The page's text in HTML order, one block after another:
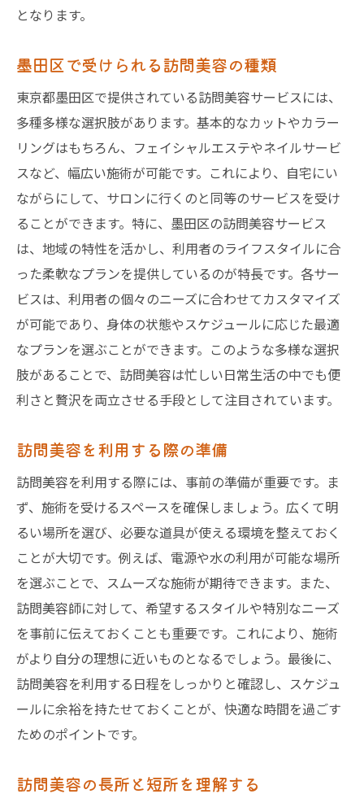
墨田区で訪問美容を試すメリット
訪問美容を試す際のポイント
初めての訪問美容サービス体験談
訪問美容を試すときの注意点
訪問美容を試すための準備と方法
となります。
墨田区で受けられる訪問美容の種類
東京都墨田区で提供されている訪問美容サービスには、
多種多様な選択肢があります。基本的なカットやカラー
リングはもちろん、フェイシャルエステやネイルサービ
スなど、幅広い施術が可能です。これにより、自宅にい
ながらにして、サロンに行くのと同等のサービスを受け
ることができます。特に、墨田区の訪問美容サービス
は、地域の特性を活かし、利用者のライフスタイルに合
った柔軟なプランを提供しているのが特長です。各サー
ビスは、利用者の個々のニーズに合わせてカスタマイズ
が可能であり、身体の状態やスケジュールに応じた最適
なプランを選ぶことができます。このような多様な選択
肢があることで、訪問美容は忙しい日常生活の中でも便
利さと贅沢を両立させる手段として注目されています。
訪問美容を利用する際の準備
訪問美容を利用する際には、事前の準備が重要です。ま
ず、施術を受けるスペースを確保しましょう。広くて明
るい場所を選び、必要な道具が使える環境を整えておく
ことが大切です。例えば、電源や水の利用が可能な場所
を選ぶことで、スムーズな施術が期待できます。また、
訪問美容師に対して、希望するスタイルや特別なニーズ
を事前に伝えておくことも重要です。これにより、施術
がより自分の理想に近いものとなるでしょう。最後に、
訪問美容を利用する日程をしっかりと確認し、スケジュ
ールに余裕を持たせておくことが、快適な時間を過ごす
ためのポイントです。
訪問美容の長所と短所を理解する